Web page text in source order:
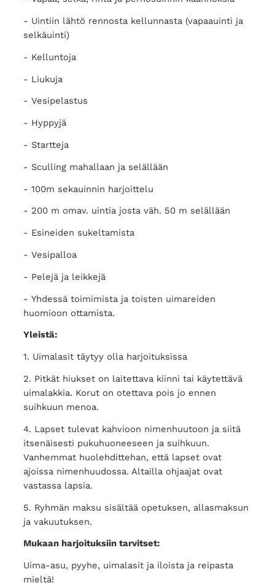
- Uintiin lähtö rennosta kellunnasta (vapaauinti ja
selkäuinti)
- Kelluntoja
- Liukuja
- Vesipelastus
- Hyppyjä
- Startteja
- Sculling mahallaan ja selällään
- 100m sekauinnin harjoittelu
- 200 m omav. uintia josta väh. 50 m selällään
- Esineiden sukeltamista
- Vesipalloa
- Pelejä ja leikkejä
- Yhdessä toimimista ja toisten uimareiden
huomioon ottamista.
Yleistä:
1. Uimalasit täytyy olla harjoituksissa
2. Pitkät hiukset on laitettava kiinni tai käytettävä
uimalakkia. Korut on otettava pois jo ennen
suihkuun menoa.
4. Lapset tulevat kahvioon nimenhuutoon ja siitä
itsenäisesti pukuhuoneeseen ja suihkuun.
Vanhemmat huolehdittehan, että lapset ovat
ajoissa nimenhuudossa. Altailla ohjaajat ovat
vastassa lapsia.
5. Ryhmän maksu sisältää opetuksen, allasmaksun
ja vakuutuksen.
Mukaan harjoituksiin tarvitset:
Uima-asu, pyyhe, uimalasit ja iloista ja reipasta
mieltä!